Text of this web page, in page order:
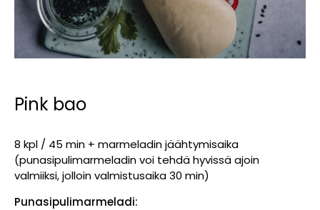
Pink bao
8 kpl / 45 min + marmeladin jäähtymisaika
(punasipulimarmeladin voi tehdä hyvissä ajoin
valmiiksi, jolloin valmistusaika 30 min)
Punasipulimarmeladi: